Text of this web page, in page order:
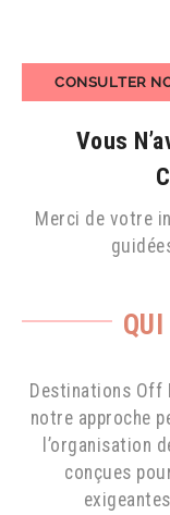
CONSULTER
Vous
Merci de votre
Destinations Off
notre approche
l’organisation
conçues